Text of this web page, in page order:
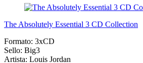
The Absolutely Essential 3 CD Collection
Formato: 3xCD
Sello: Big3
Artista: Louis Jordan